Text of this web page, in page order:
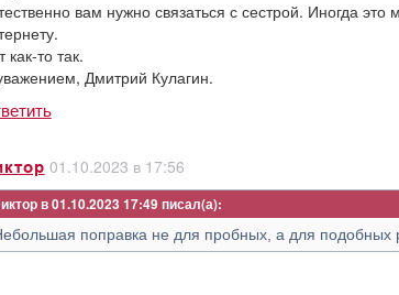
вам нужно связаться с сестрой. Иногда
как-то так.
Дмитрий Кулагин.
01.10.2023 в 17:56
в 01.10.2023 17:49
поправка не для пробных, а для подобных